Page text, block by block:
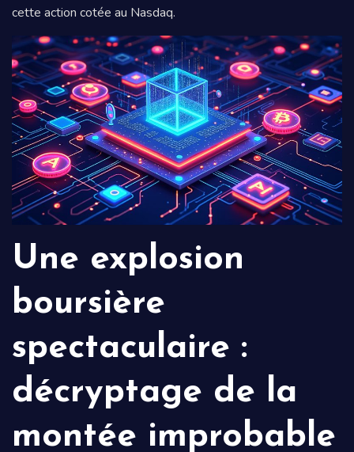
cette action cotée au Nasdaq.
Une explosion
boursière
spectaculaire :
décryptage de la
montée improbable